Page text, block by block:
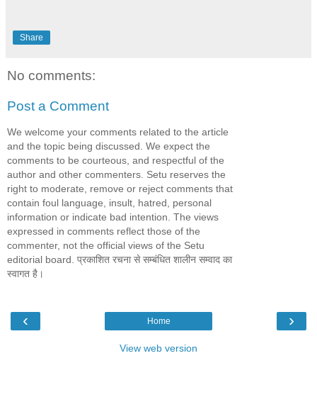
Share
No comments:
Post a Comment
We welcome your comments related to the article
and the topic being discussed. We expect the
comments to be courteous, and respectful of the
author and other commenters. Setu reserves the
right to moderate, remove or reject comments that
contain foul language, insult, hatred, personal
information or indicate bad intention. The views
expressed in comments reflect those of the
commenter, not the official views of the Setu
editorial board. प्रकाशित रचना से सम्बंधित शालीन सम्वाद का
स्वागत है।
‹ ›
Home
View web version